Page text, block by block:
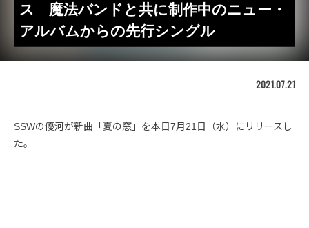
ス 魔法バンドと共に制作中のニュー・
アルバムからの先行シングル
2021.07.21
SSWの優河が新曲「夏の窓」を本日7月21日（水）にリリースし
た。